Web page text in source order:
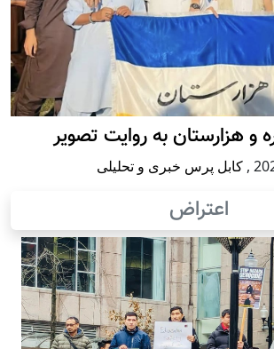
و هزارستان به روایت تصویر
, کابل پرس خبری و تحلیلی
اعتراض